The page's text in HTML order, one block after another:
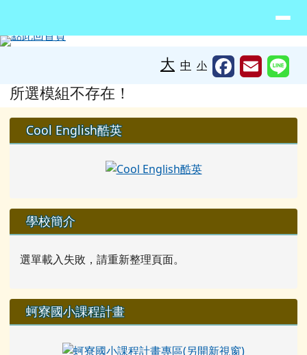
臺南市北門區蚵寮國民小學網站
大 中 小
主內容區域
所選模組不存在！
左邊區域內容
Cool English酷英
學校簡介
選單載入失敗，請重新整理頁面。
蚵寮國小課程計畫
頁尾區域